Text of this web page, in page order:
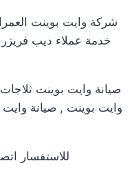
شركة وايت بوينت
خدمة عملاء ديب
صيانة وايت بوينت
وايت بوينت , صيانة
للاستفسار